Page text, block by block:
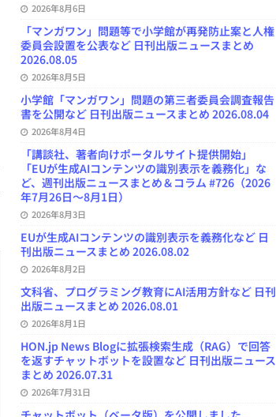
2026年8月6日
「マンガワン」問題等で小学館が再発防止案と人権
委員会設置を公表など 日刊出版ニュースまとめ
2026.08.05
2026年8月5日
小学館「マンガワン」問題の第三者委員会調査報告
書を公開など 日刊出版ニュースまとめ 2026.08.04
2026年8月4日
「講談社、著者向けポータルサイト提供開始」
「EUが生成AIコンテンツの識別表示を義務化」な
ど、週刊出版ニュースまとめ＆コラム #726（2026
年7月26日～8月1日）
2026年8月3日
EUが生成AIコンテンツの識別表示を義務化など 日
刊出版ニュースまとめ 2026.08.02
2026年8月2日
文科省、プログラミング教育にAI活用方針など 日刊
出版ニュースまとめ 2026.08.01
2026年8月1日
HON.jp News Blogに拡張検索生成（RAG）で回答
を返すチャットボットを設置など 日刊出版ニュース
まとめ 2026.07.31
2026年7月31日